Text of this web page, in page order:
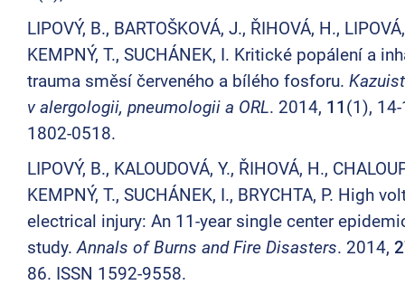
LIPOVÝ, B., BARTOŠKOVÁ, J., ŘIHOVÁ, H.,
KEMPNÝ, T., SUCHÁNEK, I. Kritické popálení a
trauma směsí červeného a bílého fosforu.
v alergologii, pneumologii a ORL. 2014, 11(1),
1802-0518.
LIPOVÝ, B., KALOUDOVÁ, Y., ŘIHOVÁ, H.,
KEMPNÝ, T., SUCHÁNEK, I., BRYCHTA, P. High
electrical injury: An 11-year single center
study.Annals of Burns and Fire Disasters. 2014,
86. ISSN 1592-9558.